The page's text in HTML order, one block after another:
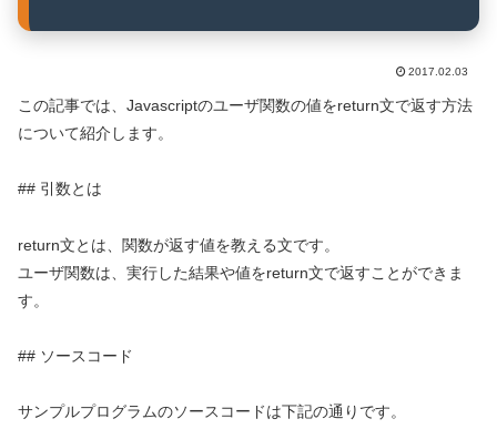
2017.02.03
この記事では、Javascriptのユーザ関数の値をreturn文で返す方法
について紹介します。
## 引数とは
return文とは、関数が返す値を教える文です。
ユーザ関数は、実行した結果や値をreturn文で返すことができま
す。
## ソースコード
サンプルプログラムのソースコードは下記の通りです。